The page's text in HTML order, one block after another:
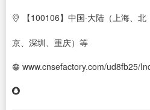
【100106】中国·大陆（上海、北
京、深圳、重庆）等
www.cnsefactory.com/ud8fb25/